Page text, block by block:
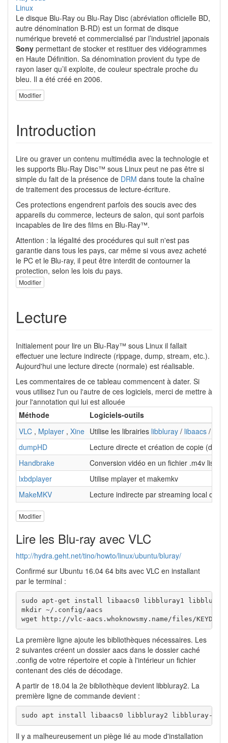
Le disque Blu-Ray ou Blu-Ray Disc (abréviation officielle BD,
autre dénomination B-RD) est un format de disque
numérique breveté et commercialisé par l’industriel japonais
Sony permettant de stocker et restituer des vidéogrammes
en Haute Définition. Sa dénomination provient du type de
rayon laser qu’il exploite, de couleur spectrale proche du
bleu. Il a été créé en 2006.
Modifier
Introduction
Lire ou graver un contenu multimédia avec la technologie et
les supports Blu-Ray Disc™ sous Linux peut ne pas être si
simple du fait de la présence de DRM dans toute la chaîne
de traitement des processus de lecture-écriture.
Ces protections engendrent parfois des soucis avec des
appareils du commerce, lecteurs de salon, qui sont parfois
incapables de lire des films en Blu-Ray™.
Attention : la légalité des procédures qui suit n'est pas
garantie dans tous les pays, car même si vous avez acheté
le PC et le Blu-ray, il peut être interdit de contourner la
protection, selon les lois du pays.
Modifier
Lecture
Initialement pour lire un Blu-Ray™ sous Linux il fallait
effectuer une lecture indirecte (rippage, dump, stream, etc.).
Aujourd'hui une lecture directe (normale) est réalisable.
Les commentaires de ce tableau commencent à dater. Si
vous utilisez l'un ou l'autre de ces logiciels, merci de mettre à
jour l'annotation qui lui est allouée
Méthode
Logiciels-outils
VLC , Mplayer , Xine Utilise les librairies libbluray / libaacs /
dumpHD
Lecture directe et création de copie
Handbrake
Conversion vidéo en un fichier .m4v lisible
lxbdplayer
Utilise mplayer et makemkv
MakeMKV
Lecture indirecte par streaming local ou
Modifier
Lire les Blu-ray avec VLC
http://hydra.geht.net/tino/howto/linux/ubuntu/bluray/
Confirmé sur Ubuntu 16.04 64 bits avec VLC en installant
par le terminal :
sudo apt-get install libaacs0 libbluray1
mkdir ~/.config/aacs
wget http://vlc-aacs.whoknowsmy.name/files/
La première ligne ajoute les bibliothèques nécessaires. Les
2 suivantes créent un dossier aacs dans le dossier caché
.config de votre répertoire et copie à l'intérieur un fichier
contenant des clés de décodage.
A partir de 18.04 la 2e bibliothèque devient libbluray2. La
première ligne de commande devient :
sudo apt install libaacs0 libbluray2 libbluray-bdj
Il y a malheureusement un piège lié au mode d'installation